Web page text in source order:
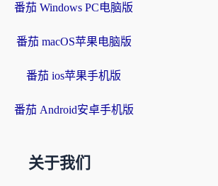
番茄 Windows PC电脑版
番茄 macOS苹果电脑版
番茄 ios苹果手机版
番茄 Android安卓手机版
关于我们